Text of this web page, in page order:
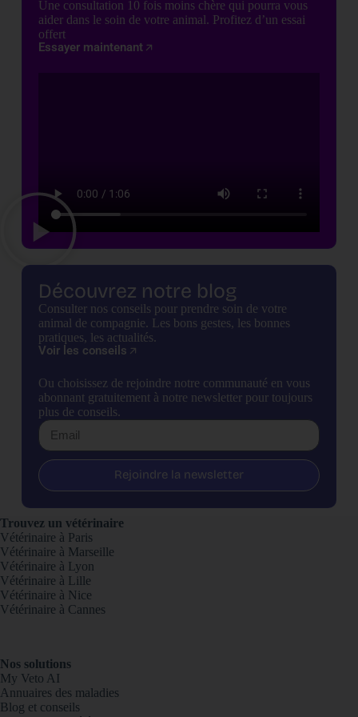
Une consultation 10 fois moins chère qui pourra vous
aider dans le soin de votre animal. Profitez d’un essai
offert
Essayer maintenant
Découvrez notre blog
Consulter nos conseils pour prendre soin de votre
animal de compagnie. Les bons gestes, les bonnes
pratiques, les actualités.
Voir les conseils
Ou choisissez de rejoindre notre communauté en vous
abonnant gratuitement à notre newsletter pour toujours
plus de conseils.
Rejoindre la newsletter
Trouvez un vétérinaire
Vétérinaire à Paris
Vétérinaire à Marseille
Vétérinaire à Lyon
Vétérinaire à Lille
Vétérinaire à Nice
Vétérinaire à Cannes
Nos solutions
My Veto AI
Annuaires des maladies
Blog et conseils